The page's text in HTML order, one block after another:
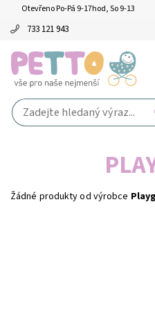
Otevřeno Po-Pá 9-17hod, So 9-13
733 121 943
Žádné produkty od výrobce